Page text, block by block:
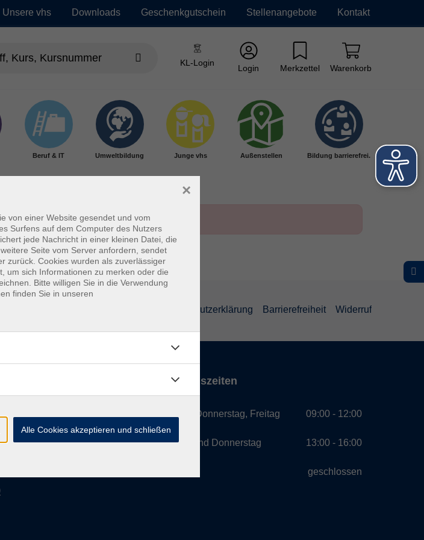
Unsere vhs Downloads Geschenkgutschein Stellenangebote Kontakt
KL-Login
Login Merkzettel Warenkorb
Beruf & IT Umweltbildung Junge vhs Außenstellen Bildung barrierefrei.
Datenschutzerklärung Barrierefreiheit Widerruf
Öffnungszeiten
Montag, Donnerstag, Freitag
Montag und Donnerstag
09:00 - 12:00
13:00 - 16:00
geschlossen
von einer Website gesendet und vom
Surfens auf dem Computer des Nutzers
jede Nachricht in einer kleinen Datei, die
Seite vom Server anfordern, sendet
zurück. Cookies wurden als zuverlässiger
um sich Informationen zu merken oder die
Bitte willigen Sie in die Verwendung
finden Sie in unseren
×
Alle Cookies akzeptieren und schließen